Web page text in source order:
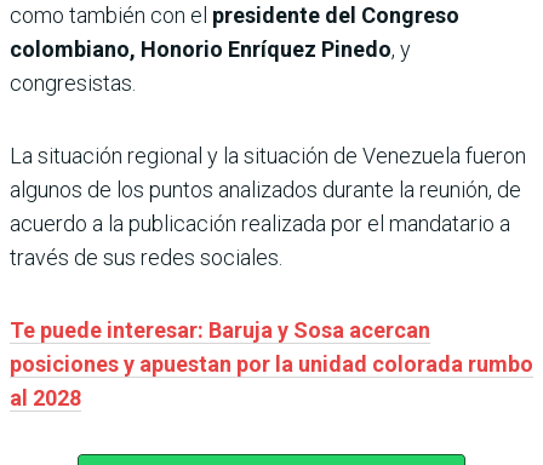
como también con el presidente del Congreso
colombiano, Honorio Enríquez Pinedo, y
congresistas.
La situación regional y la situación de Venezuela fueron
algunos de los puntos analizados durante la reunión, de
acuerdo a la publicación realizada por el mandatario a
través de sus redes sociales.
Te puede interesar: Baruja y Sosa acercan
posiciones y apuestan por la unidad colorada rumbo
al 2028